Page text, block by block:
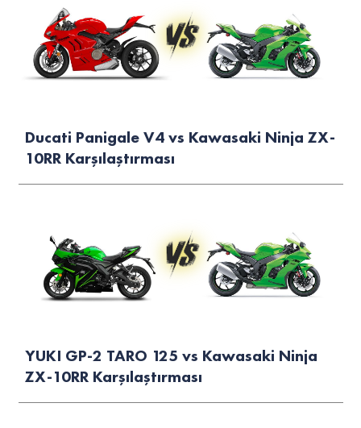
Ducati Panigale V4 vs Kawasaki Ninja ZX-
10RR Karşılaştırması
YUKI GP-2 TARO 125 vs Kawasaki Ninja
ZX-10RR Karşılaştırması